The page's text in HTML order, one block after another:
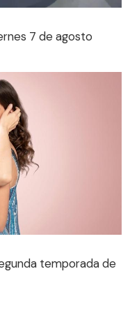
7 de agosto
temporada de